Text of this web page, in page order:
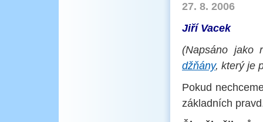
27. 8. 2006
Jiří Vacek
(Napsáno jako
džňány, který je
Pokud
základních